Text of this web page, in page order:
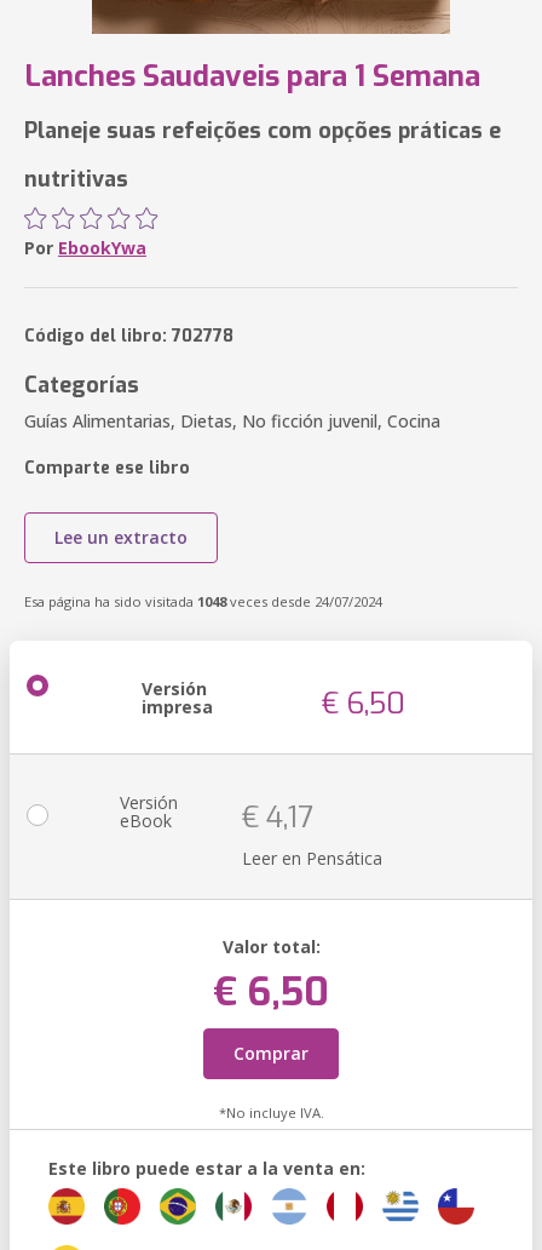
Lanches Saudaveis para 1 Semana
Planeje suas refeições com opções práticas e
nutritivas
Por EbookYwa
Código del libro: 702778
Categorías
Guías Alimentarias, Dietas, No ficción juvenil, Cocina
Comparte ese libro
Lee un extracto
Esa página ha sido visitada 1048veces desde 24/07/2024
Versión
impresa € 6,50
Versión
eBook € 4,17
Leer en Pensática
Valor total:
€ 6,50
Comprar
*No incluye IVA.
Este libro puede estar a la venta en: